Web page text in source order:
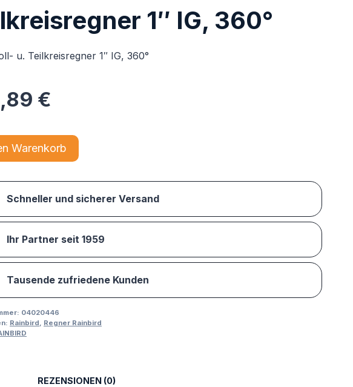
1″ IG, 360°
u. Teilkreisregner 1″ IG, 360°
€
Warenkorb
Schneller und sicherer Versand
Ihr Partner seit 1959
Tausende zufriedene Kunden
04020446
Rainbird, Regner Rainbird
REZENSIONEN (0)